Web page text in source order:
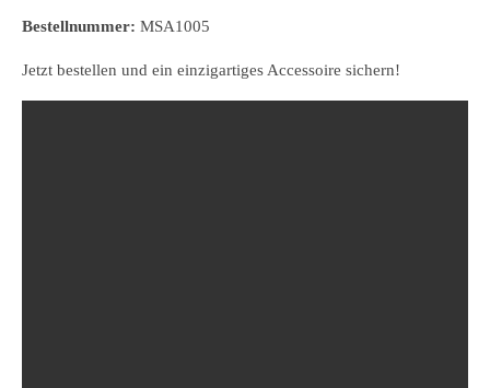
Bestellnummer: MSA1005
Jetzt bestellen und ein einzigartiges Accessoire sichern!